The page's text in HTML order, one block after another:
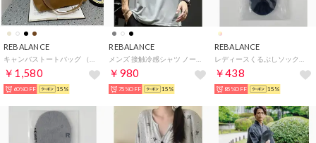
REBALANCE
￥1,580
60%OFF 15%
REBALANCE
￥980
75%OFF 15%
REBALANCE
￥438
85%OFF 15%